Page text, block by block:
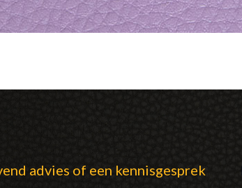
advies of een kennisgesprek